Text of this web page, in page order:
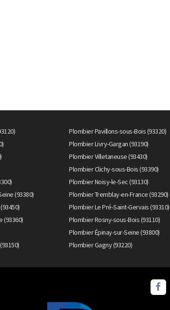
Plombier Pavillons-sous-Bois (93320)
Plombier Livry-Gargan (93190)
Plombier Villetaneuse (93430)
Plombier Clichy-sous-Bois (93390)
Plombier Noisy-le-Sec (93130)
(93380)
Plombier Tremblay-en-France (93290)
Plombier Le Pré-Saint-Gervais (93310)
(93360)
Plombier Rosny-sous-Bois (93110)
Plombier Épinay-sur-Seine (93800)
Plombier Gagny (93220)